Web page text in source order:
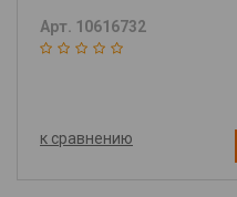
Арт. 10616732
к сравнению